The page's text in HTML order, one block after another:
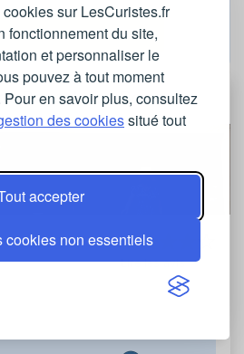
sur LesCuristes.fr
fonctionnement du site,
et personnaliser le
pouvez à tout moment
en savoir plus, consultez
des cookiessitué tout
accepter
cookies non essentiels
une documentation
Bagnols-les-Bains
Lire les avis